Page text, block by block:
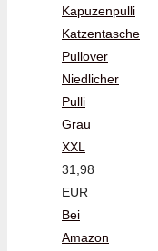
Kapuzenpulli
Katzentasche
Pullover
Niedlicher
Pulli
Grau
XXL
31,98
EUR
Bei
Amazon